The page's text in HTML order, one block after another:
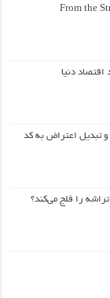
From the
دنیا
و تبدیل اعتراض به کد
را فلج می‌کند؟